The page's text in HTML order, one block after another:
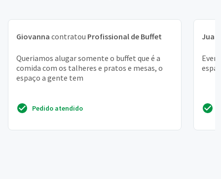
Giovanna contratou Profissional de Buffet
Queriamos alugar somente o buffet que é a
comida com os talheres e pratos e mesas, o
espaço a gente tem
Pedido atendido
Juan